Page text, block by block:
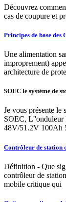
Découvrez
cas de coupure et
Principes de base des
Une alimentation
improprement)
architecture de
SOEC le système de
Je vous présente le
SOEC, L''onduleur
48V/51.2V 100Ah
Contrôleur de station
Définition - Que
contrôleur de
mobile critique qui